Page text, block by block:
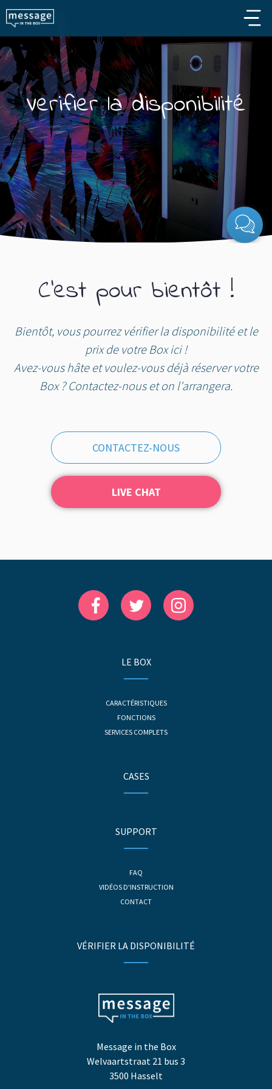
Skip to main content
Verifier la disponibilité
C'est pour bientôt !
Bientôt, vous pourrez vérifier la disponibilité et le
prix de votre Box ici !
Avez-vous hâte et voulez-vous déjà réserver votre
Box ? Contactez-nous et on l'arrangera.
CONTACTEZ-NOUS
LIVE CHAT
LE BOX
CARACTÉRISTIQUES
FONCTIONS
SERVICES COMPLETS
CASES
SUPPORT
FAQ
VIDÉOS D'INSTRUCTION
CONTACT
VÉRIFIER LA DISPONIBILITÉ
Message in the Box
Welvaartstraat 21 bus 3
3500 Hasselt